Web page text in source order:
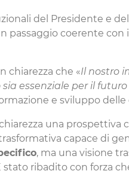
del Presidente e
passaggio coerente con i
chiarezza che «Il nostro
essenziale per il
e sviluppo
una
capace di
, ma una visione
ribadito con forza